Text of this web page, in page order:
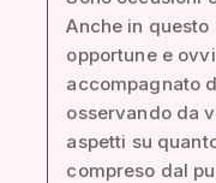
Anche in
opportune e
accompagnato
osservando da
aspetti su
compreso dal